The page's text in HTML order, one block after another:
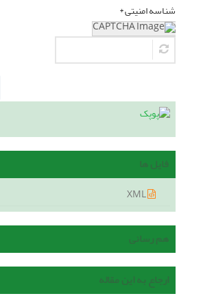
شناسه امنیتی *
فایل ها
هم رسانی
ارجاع به این مقاله